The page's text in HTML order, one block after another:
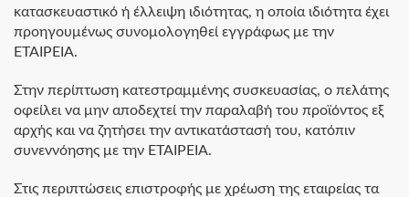
κατασκευαστικό ή έλλειψη ιδιότητας, η οποία ιδιότητα έχει
προηγουμένως συνομολογηθεί εγγράφως με την
ΕΤΑΙΡΕΙΑ.
Στην περίπτωση κατεστραμμένης συσκευασίας, ο πελάτης
οφείλει να μην αποδεχτεί την παραλαβή του προϊόντος εξ
αρχής και να ζητήσει την αντικατάστασή του, κατόπιν
συνεννόησης με την ΕΤΑΙΡΕΙΑ.
Στις περιπτώσεις επιστροφής με χρέωση της εταιρείας τα